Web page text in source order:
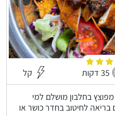
35 דקות קל
בחלבון מושלם למי
לחיטוב בחדר כושר או